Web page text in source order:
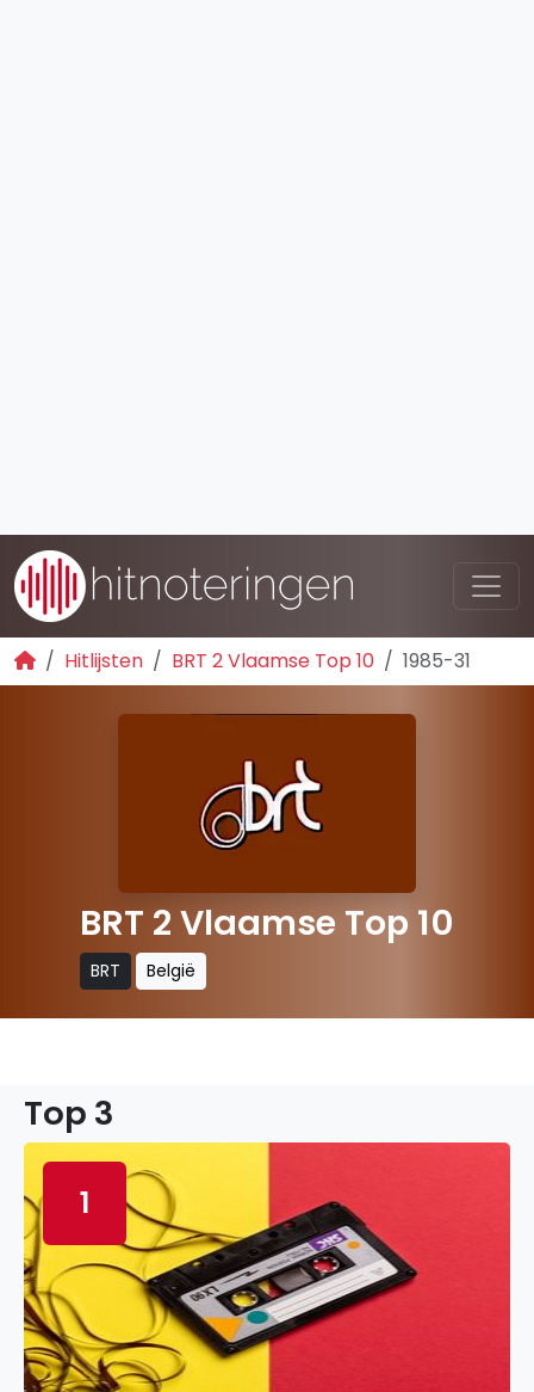
Hitlijsten BRT 2 Vlaamse Top 10 1985-31
BRT 2 Vlaamse Top 10
BRT België
Top 3
1